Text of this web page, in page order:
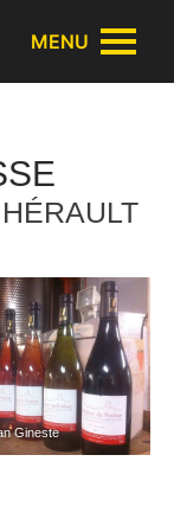
MENU
Gineste